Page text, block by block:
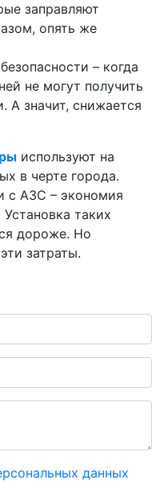
заправляют
опять же
– когда
не могут получить
А значит, снижается
используют на
в черте города.
с АЗС – экономия
таких
дороже. Но
затраты.
данных